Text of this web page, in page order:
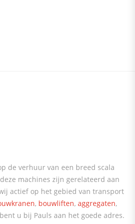
de verhuur van een breed scala
machines zijn gerelateerd aan
actief op het gebied van transport
, bouwliften, aggregaten,
bent u bij Pauls aan het goede adres.